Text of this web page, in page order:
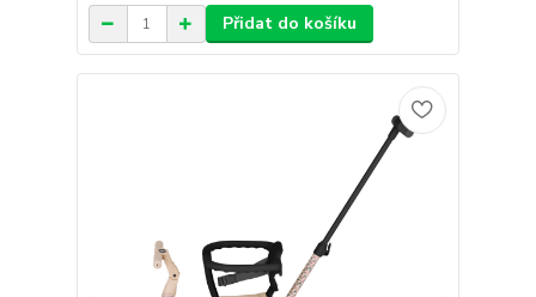
Přidat do košíku